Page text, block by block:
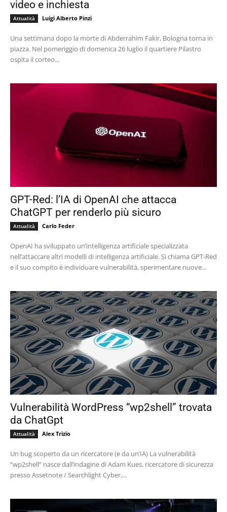
video e inchiesta
Attualità Luigi Alberto Pinzi
Una settimana dopo la morte di Abderrahim Fakir, Bologna torna in
piazza. Nel pomeriggio di domenica 26 luglio il quartiere Pilastro
ospita il corteo...
GPT-Red: l’IA di OpenAI che attacca
ChatGPT per renderlo più sicuro
Attualità Carlo Feder
OpenAI ha sviluppato un’intelligenza artificiale specializzata
nell’attaccare altri modelli di intelligenza artificiale. Si chiama GPT-Red
e il suo compito è individuare vulnerabilità, sperimentare nuove...
Vulnerabilità WordPress “wp2shell” trovata
da ChatGpt
Attualità Alex Trizio
Un bug scoperto da un ricercatore (e da un’IA) La vulnerabilità
“wp2shell” nasce dall’indagine di Adam Kues, ricercatore di sicurezza
presso Assetnote / Searchlight Cyber,...